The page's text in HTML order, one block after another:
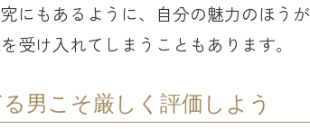
にもあるように、自分の魅力のほう
受け入れてしまうこともあります。
男こそ厳しく評価しよう